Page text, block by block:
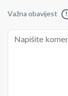
Važna obavijest !